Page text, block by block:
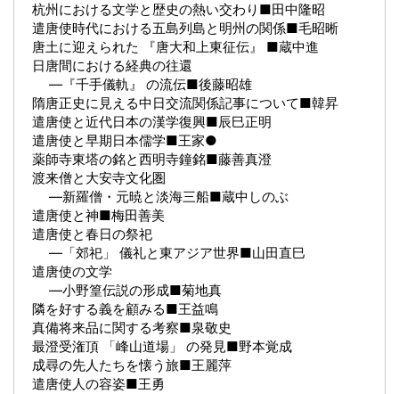
杭州における文学と歴史の熱い交わり■田中隆昭
遣唐使時代における五島列島と明州の関係■毛昭晰
唐土に迎えられた 『唐大和上東征伝』 ■蔵中進
日唐間における経典の往還
―『千手儀軌』 の流伝■後藤昭雄
隋唐正史に見える中日交流関係記事について■韓昇
遣唐使と近代日本の漢学復興■辰巳正明
遣唐使と早期日本儒学■王家●
薬師寺東塔の銘と西明寺鐘銘■藤善真澄
渡来僧と大安寺文化圏
―新羅僧・元暁と淡海三船■蔵中しのぶ
遣唐使と神■梅田善美
遣唐使と春日の祭祀
―「郊祀」 儀礼と東アジア世界■山田直巳
遣唐使の文学
―小野篁伝説の形成■菊地真
隣を好する義を顧みる■王益鳴
真備将来品に関する考察■泉敬史
最澄受潅頂 「峰山道場」 の発見■野本覚成
成尋の先人たちを懐う旅■王麗萍
遣唐使人の容姿■王勇